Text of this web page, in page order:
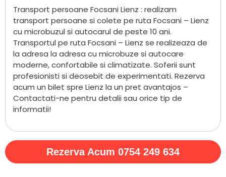
Transport persoane Focsani Lienz : realizam
transport persoane si colete pe ruta Focsani – Lienz
cu microbuzul si autocarul de peste 10 ani.
Transportul pe ruta Focsani – Lienz se realizeaza de
la adresa la adresa cu microbuze si autocare
moderne, confortabile si climatizate. Soferii sunt
profesionisti si deosebit de experimentati. Rezerva
acum un bilet spre Lienz la un pret avantajos –
Contactati-ne pentru detalii sau orice tip de
informatii!
Rezerva Acum 0754 249 634